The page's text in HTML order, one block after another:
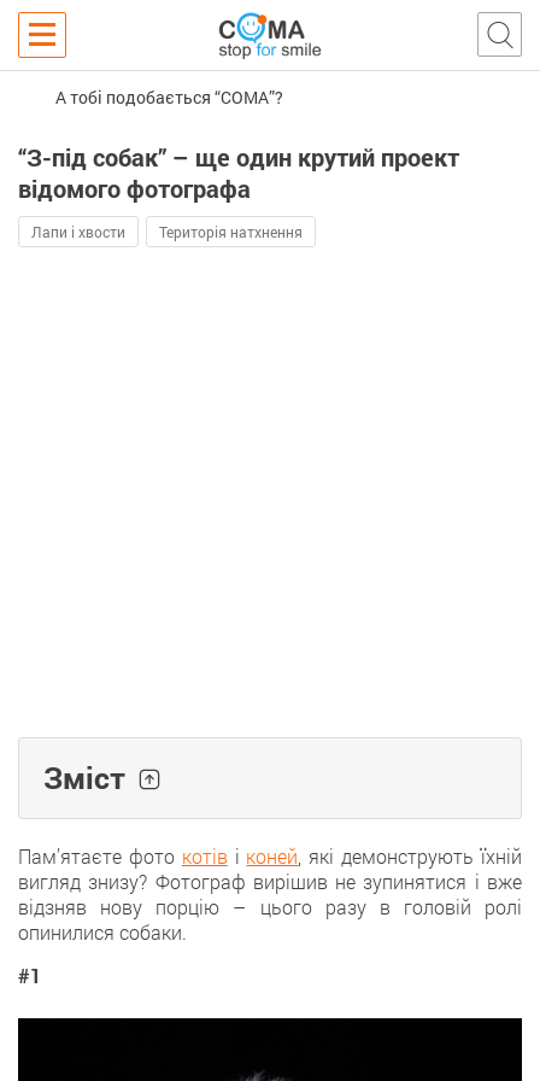
А тобі подобається “COMA”?
“З-під собак” – ще один крутий проект
відомого фотографа
Лапи і хвости Територія натхнення
Зміст
Пам’ятаєте фото котів і коней , які демонструють їхній
вигляд знизу? Фотограф вирішив не зупинятися і вже
відзняв нову порцію – цього разу в головій ролі
опинилися собаки.
#1